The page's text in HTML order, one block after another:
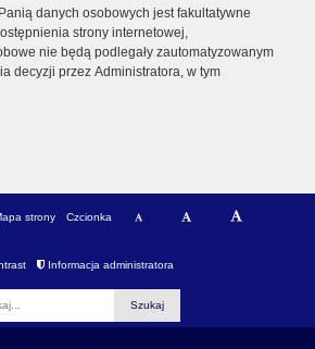
danych osobowych jest fakultatywne
strony internetowej,
nie będą podlegały zautomatyzowanym
decyzji przez Administratora, w tym
strony Czcionka
Informacja administratora